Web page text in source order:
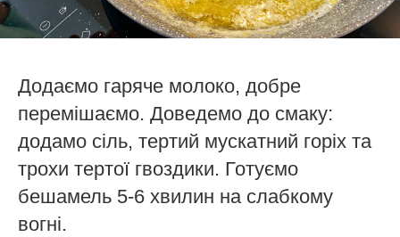
Додаємо гаряче молоко, добре
перемішаємо. Доведемо до смаку:
додамо сіль, тертий мускатний горіх та
трохи тертої гвоздики. Готуємо
бешамель 5-6 хвилин на слабкому
вогні.